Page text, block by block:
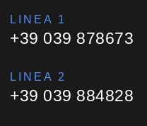
LINEA 1
+39 039 878673
LINEA 2
+39 039 884828